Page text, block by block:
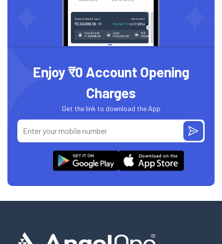
Enjoy ₹0 Account Opening
Charges
Get the link to download the App